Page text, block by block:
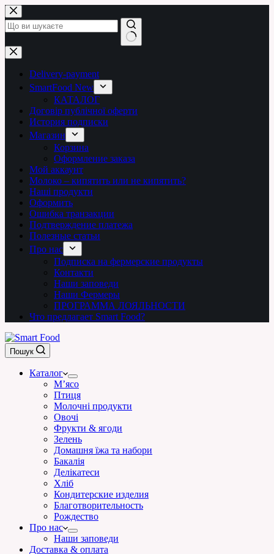
Перейти
до
вмісту
Немає
результатів
Delivery-payment
SmartFood New
КАТАЛОГ
Договір публічної оферти
История подписки
Магазин
Корзина
Оформление заказа
Мой аккаунт
Молоко – кипятить или не кипятить?
Наші продукти
Оформить
Ошибка транзакции
Подтверждение платежа
Полезные статьи
Про нас
Подписка на фермерские продукты
Контакти
Наши заповеди
Наши Фермеры
ПРОГРАММА ЛОЯЛЬНОСТИ
Что предлагает Smart Food?
Пошук
Каталог
М’ясо
Птиця
Молочні продукти
Овочі
Фрукти & ягоди
Зелень
Домашня їжа та набори
Бакалія
Делікатеси
Хліб
Кондитерские изделия
Благотворительность
Рождество
Про нас
Наши заповеди
Доставка & оплата